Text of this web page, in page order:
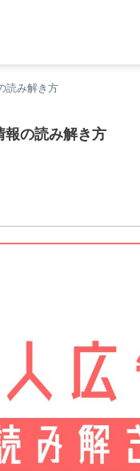
読み解き方
報の読み解き方